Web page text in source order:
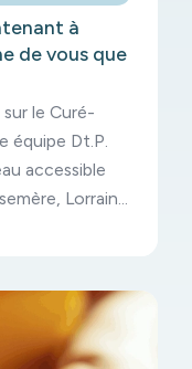
à
de vous que
le Curé-
équipe Dt.P.
accessible
Lorraine